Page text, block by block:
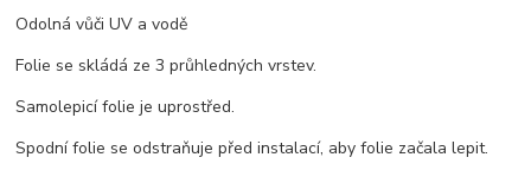
Odolná vůči UV a vodě
Folie se skládá ze 3 průhledných vrstev.
Samolepicí folie je uprostřed.
Spodní folie se odstraňuje před instalací, aby folie začala lepit.